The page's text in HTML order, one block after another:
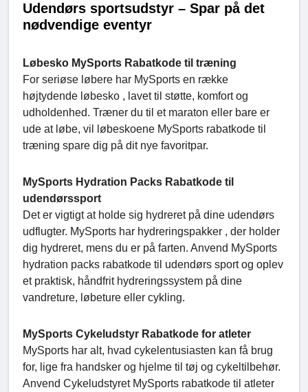
Udendørs sportsudstyr – Spar på det
nødvendige eventyr
Løbesko MySports Rabatkode til træning
For seriøse løbere har MySports en række
højtydende løbesko , lavet til støtte, komfort og
udholdenhed. Træner du til et maraton eller bare er
ude at løbe, vil løbeskoene MySports rabatkode til
træning spare dig på dit nye favoritpar.
MySports Hydration Packs Rabatkode til
udendørssport
Det er vigtigt at holde sig hydreret på dine udendørs
udflugter. MySports har hydreringspakker , der holder
dig hydreret, mens du er på farten. Anvend MySports
hydration packs rabatkode til udendørs sport og oplev
et praktisk, håndfrit hydreringssystem på dine
vandreture, løbeture eller cykling.
MySports Cykeludstyr Rabatkode for atleter
MySports har alt, hvad cykelentusiasten kan få brug
for, lige fra handsker og hjelme til tøj og cykeltilbehør.
Anvend Cykeludstyret MySports rabatkode til atleter